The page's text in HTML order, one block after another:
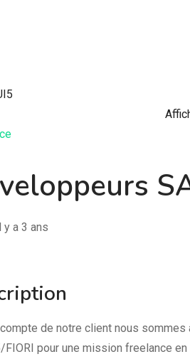
a 3 ans
de notre client nous
FIORI pour une mission freelance